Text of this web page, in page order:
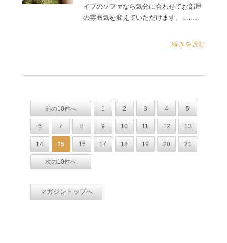
イプのソファなら気分に合わせてお部屋
の雰囲気を変えていただけます。 ……
...続きを読む
前の10件へ 1 2 3 4 5
6 7 8 9 10 11 12 13
14 15 16 17 18 19 20 21
次の10件へ
マガジントップへ